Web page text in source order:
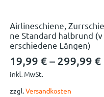
Airlineschiene, Zurrschie
ne Standard halbrund (v
erschiedene Längen)
19,99 € – 299,99 €
inkl. MwSt.
zzgl. Versandkosten